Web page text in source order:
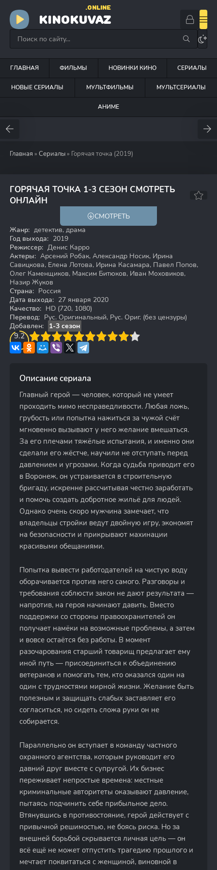
KINOKUVAZ
.ONLINE
ГЛАВНАЯ ФИЛЬМЫ НОВИНКИ КИНО СЕРИАЛЫ
НОВЫЕ СЕРИАЛЫ МУЛЬТФИЛЬМЫ МУЛЬТСЕРИАЛЫ
АНИМЕ
Главная » Сериалы » Горячая точка (2019)
ГОРЯЧАЯ ТОЧКА 1-3 СЕЗОН СМОТРЕТЬ
ОНЛАЙН
СМОТРЕТЬ
Жанр: детектив, драма
Год выхода: 2019
Режиссер: Денис Карро
Актеры: Арсений Робак, Александр Носик, Ирина
Савицкова, Елена Лотова, Ирина Касамара, Павел Попов,
Олег Каменщиков, Максим Битюков, Иван Моховиков,
Назир Жуков
Страна: Россия
Дата выхода: 27 января 2020
Качество: HD (720, 1080)
Перевод: Рус. Оригинальный, Рус. Ориг. (без цензуры)
Добавлен:
1-3 сезон
9.2
4 5 6 7 8 9 10
Описание сериала
Главный герой — человек, который не умеет
проходить мимо несправедливости. Любая ложь,
грубость или попытка нажиться за чужой счёт
мгновенно вызывают у него желание вмешаться.
За его плечами тяжёлые испытания, и именно они
сделали его жёстче, научили не отступать перед
давлением и угрозами. Когда судьба приводит его
в Воронеж, он устраивается в строительную
бригаду, искренне рассчитывая честно заработать
и помочь создать добротное жильё для людей.
Однако очень скоро мужчина замечает, что
владельцы стройки ведут двойную игру, экономят
на безопасности и прикрывают махинации
красивыми обещаниями.
Попытка вывести работодателей на чистую воду
оборачивается против него самого. Разговоры и
требования соблюсти закон не дают результата —
напротив, на героя начинают давить. Вместо
поддержки со стороны правоохранителей он
получает намёки на возможные проблемы, а затем
и вовсе остаётся без работы. В момент
разочарования старший товарищ предлагает ему
иной путь — присоединиться к объединению
ветеранов и помогать тем, кто оказался один на
один с трудностями мирной жизни. Желание быть
полезным и защищать слабых заставляет его
согласиться, но сидеть сложа руки он не
собирается.
Параллельно он вступает в команду частного
охранного агентства, которым руководит его
давний друг вместе с супругой. Их бизнес
переживает непростые времена: местные
криминальные авторитеты оказывают давление,
пытаясь подчинить себе прибыльное дело.
Втянувшись в противостояние, герой действует с
привычной решимостью, не боясь риска. Но за
внешней борьбой скрывается личная цель — он
всё ещё не может отпустить трагедию прошлого и
мечтает поквитаться с женщиной, виновной в